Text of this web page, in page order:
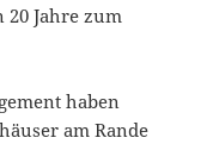
Jahre zum
haben
am Rande